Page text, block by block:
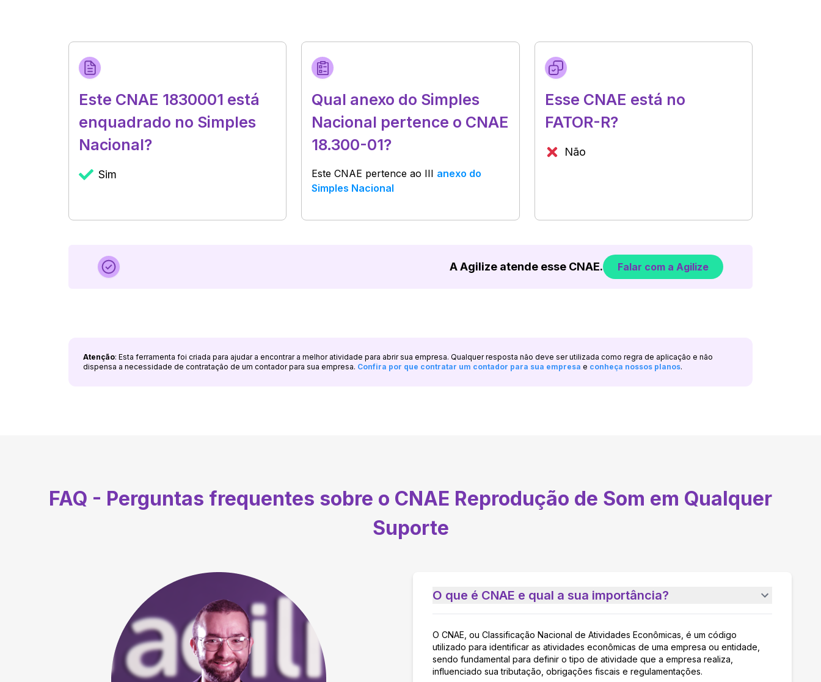
Este CNAE 1830001 está
enquadrado no Simples
Nacional?
Sim
Qual anexo do Simples
Nacional pertence o CNAE
18.300-01?
Este CNAE pertence ao III anexo do
Simples Nacional
Esse CNAE está no
FATOR-R?
Não
A Agilize atende esse CNAE. Falar com a Agilize
Atenção: Esta ferramenta foi criada para ajudar a encontrar a melhor atividade para abrir sua empresa. Qualquer resposta não deve ser utilizada como regra de aplicação e não
dispensa a necessidade de contratação de um contador para sua empresa. Confira por que contratar um contador para sua empresa e conheça nossos planos.
FAQ - Perguntas frequentes sobre o CNAE Reprodução de Som em Qualquer
Suporte
O que é CNAE e qual a sua importância?
O CNAE, ou Classificação Nacional de Atividades Econômicas, é um código
utilizado para identificar as atividades econômicas de uma empresa ou entidade,
sendo fundamental para definir o tipo de atividade que a empresa realiza,
influenciado sua tributação, obrigações fiscais e regulamentações.